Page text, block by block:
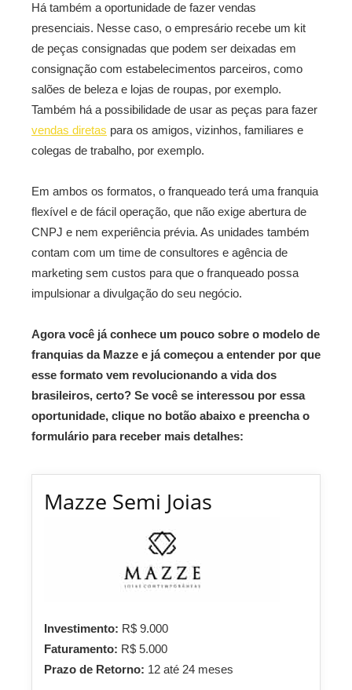
Há também a oportunidade de fazer vendas
presenciais. Nesse caso, o empresário recebe um kit
de peças consignadas que podem ser deixadas em
consignação com estabelecimentos parceiros, como
salões de beleza e lojas de roupas, por exemplo.
Também há a possibilidade de usar as peças para fazer
vendas diretas para os amigos, vizinhos, familiares e
colegas de trabalho, por exemplo.
Em ambos os formatos, o franqueado terá uma franquia
flexível e de fácil operação, que não exige abertura de
CNPJ e nem experiência prévia. As unidades também
contam com um time de consultores e agência de
marketing sem custos para que o franqueado possa
impulsionar a divulgação do seu negócio.
Agora você já conhece um pouco sobre o modelo de
franquias da Mazze e já começou a entender por que
esse formato vem revolucionando a vida dos
brasileiros, certo? Se você se interessou por essa
oportunidade, clique no botão abaixo e preencha o
formulário para receber mais detalhes:
Mazze Semi Joias
Investimento: R$ 9.000
Faturamento: R$ 5.000
Prazo de Retorno: 12 até 24 meses